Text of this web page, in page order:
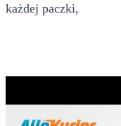
każdej paczki,